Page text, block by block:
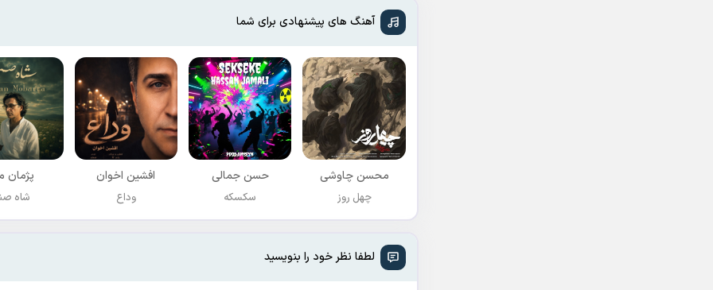
آهنگ های پیشنهادی برای شما
محسن چاوشی
چهل روز
حسن جمالی
سکسکه
افشين اخوان
وداع
پژمان
شاه
لطفا نظر خود را بنویسید